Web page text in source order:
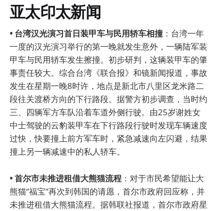
亚太印太新闻
• 台湾汉光演习首日装甲车与民用轿车相撞 ：台湾一年
一度的汉光演习举行的第一晚就发生意外，一辆陆军装
甲车与民用轿车发生擦撞。初步研判，这辆装甲车的肇
事责任较大。综合台湾《联合报》和镜新闻报道，事故
发生在星期一晚8时许，地点是新北市八里区龙米路二
段往关渡桥方向的下行路段。据警方初步调查，当时约
三、四辆军方车队沿着车道外侧行驶。由25岁谢姓女
中士驾驶的云豹装甲车在下行路段行驶时发现车辆速度
过快，快要撞上前方军车时，紧急减速向左闪避，结果
撞上另一辆减速中的私人轿车。
• 首尔市未推进租借大熊猫流程 ：对于市民希望能让大
熊猫“福宝”再次到韩国的请愿，首尔市政府回应称，并
未推进租借大熊猫流程。据韩联社报道，首尔市政府星